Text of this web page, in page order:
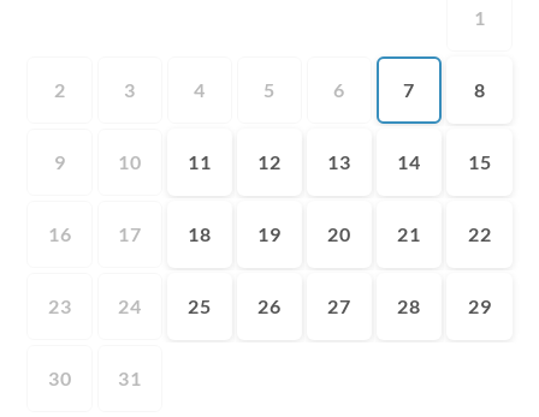
1
2 3 4 5 6 7 8
9 10 11 12 13 14 15
16 17 18 19 20 21 22
23 24 25 26 27 28 29
30 31